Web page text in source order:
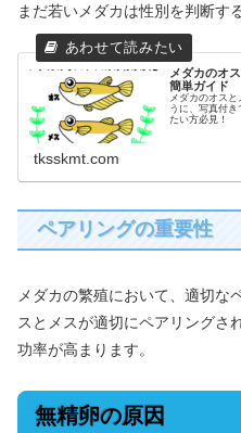
まだ若いメダカは性別を判断す
メダカのオ
簡単ガイド
メダカのオスと
うに、写真付
たい方必見！
tksskmt.com
ペアリングの重要性
メダカの繁殖において、適切な
スとメスが適切にペアリングさ
功率が高まります。
無精卵の原因